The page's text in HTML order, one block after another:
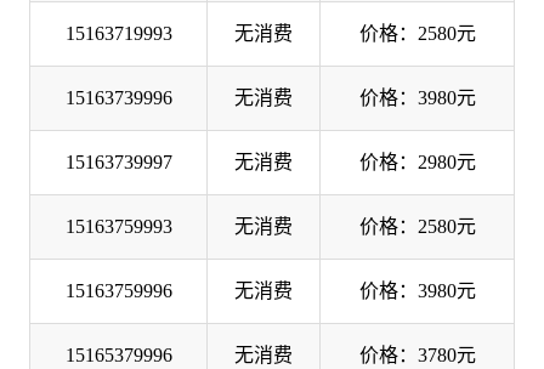
15163719993 无消费 价格：2580元
15163739996 无消费 价格：3980元
15163739997 无消费 价格：2980元
15163759993 无消费 价格：2580元
15163759996 无消费 价格：3980元
15165379996 无消费 价格：3780元